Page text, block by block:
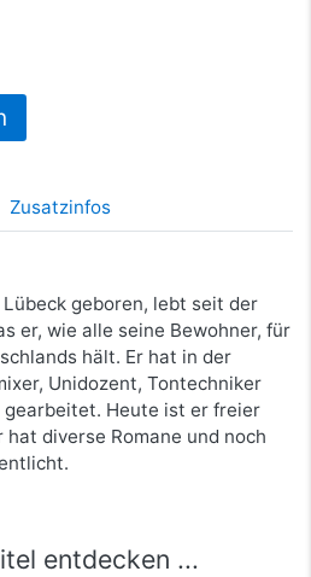
Zusatzinfos
geboren, lebt seit der
er, wie alle seine Bewohner, für
hält. Er hat in der
Unidozent, Tontechniker
gearbeitet. Heute ist er freier
diverse Romane und noch
entdecken ...